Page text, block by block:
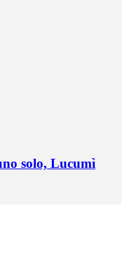
solo, Lucumì